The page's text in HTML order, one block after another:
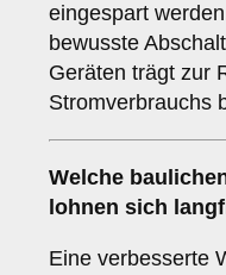
eingespart
bewusste
Geräten trägt zur
Stromverbrauchs
Welche
lohnen sich
Eine verbesserte